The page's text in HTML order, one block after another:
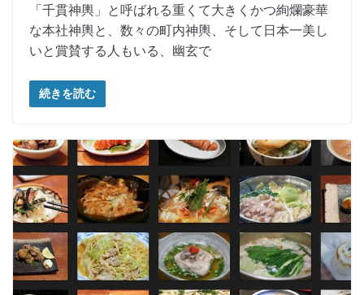
「千貫神輿」と呼ばれる重くて大きくかつ絢爛豪華
な本社神輿と、数々の町内神輿、そして日本一美し
いと賞賛する人もいる、幽玄で
続きを読む